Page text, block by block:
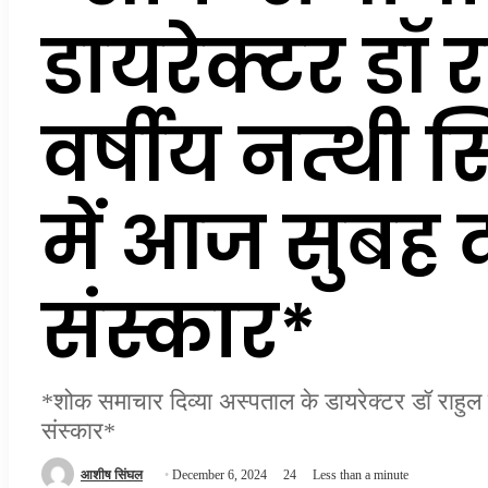
डायरेक्टर डॉ
वर्षीय नत्थी
में आज सुबह
संस्कार*
*शोक समाचार दिव्या अस्पताल के डायरेक्टर डॉ
संस्कार*
आशीष सिंघल
Send December 6, 2024 24 Less than a minute